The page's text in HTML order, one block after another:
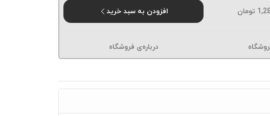
تومان
افزودن به سبد خرید
درباره‌ی فروشگاه